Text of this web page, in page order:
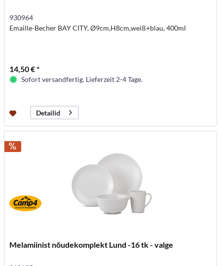
930964
Emaille-Becher BAY CITY, Ø9cm,H8cm,weiß+blau, 400ml
14,50 € *
Sofort versandfertig. Lieferzeit 2-4 Tage.
Detailid
Melamiinist nõudekomplekt Lund -16 tk - valge